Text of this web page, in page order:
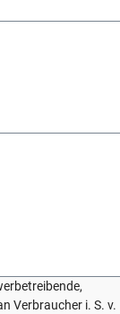
Verbraucher i. S. v.